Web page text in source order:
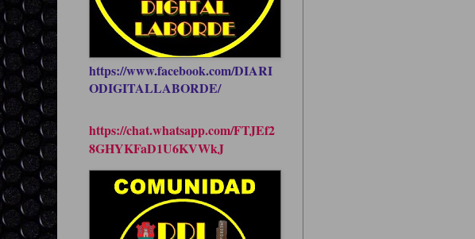
https://www.facebook.com/DIARI
ODIGITALLABORDE/
https://chat.whatsapp.com/FTJEf2
8GHYKFaD1U6KVWkJ